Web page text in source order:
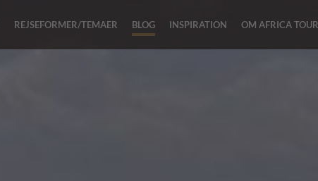
REJSEFORMER/TEMAER BLOG INSPIRATION OM AFRICA